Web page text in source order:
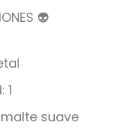
👽
1
suave